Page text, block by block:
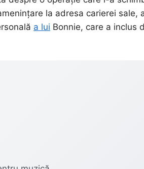
la adresa carierei sale,
a lui Bonnie, care a inclus